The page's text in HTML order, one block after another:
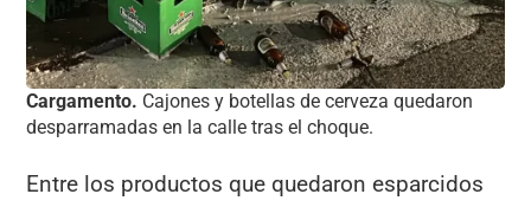
Cargamento. Cajones y botellas de cerveza quedaron
desparramadas en la calle tras el choque.
Entre los productos que quedaron esparcidos